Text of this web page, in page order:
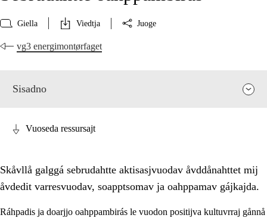
Giella Viedtja Juoge
vg3 energimontørfaget
Sisadno
Vuoseda ressursajt
Skåvllå galggá sebrudahtte aktisasjvuodav åvddånahttet mij
åvdedit varresvuodav, soapptsomav ja oahppamav gájkajda.
Ráhpadis ja doarjjo oahppambirás le vuodon positijva kultuvrraj gånnå